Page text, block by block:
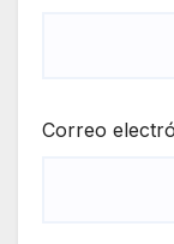
Correo